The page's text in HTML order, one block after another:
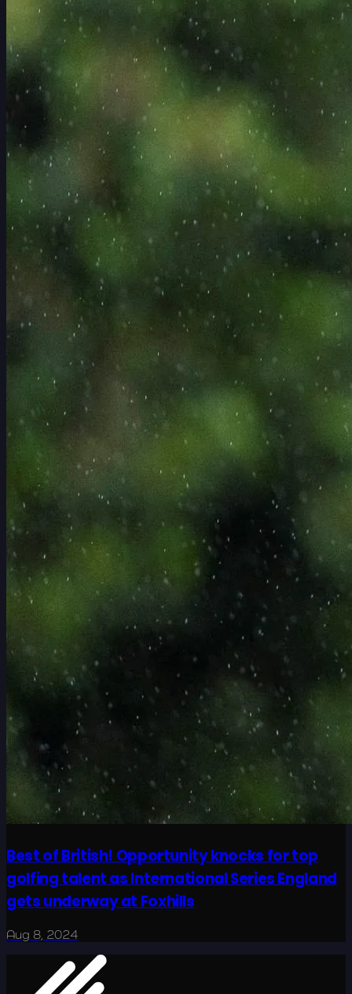
Best of British! Opportunity knocks for top
golfing talent as International Series England
gets underway at Foxhills
Aug 8, 2024